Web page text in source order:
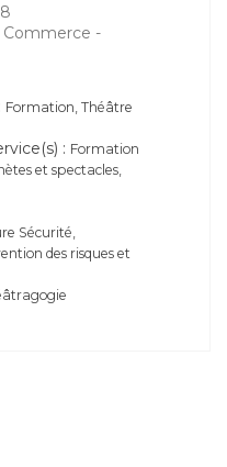
Commerce -
Formation, Théâtre
: Formation
et spectacles,
Sécurité,
des risques et